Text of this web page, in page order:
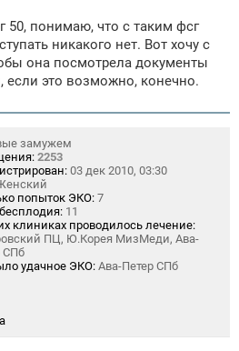
50, понимаю, что с таким фсг
никакого нет. Вот хочу с
она посмотрела документы
если это возможно, конечно.
замужем
2253
03 дек 2010, 03:30
попыток ЭКО: 7
11
клиниках проводилось лечение:
ПЦ, Ю.Корея МизМеди, Ава-
СПб
удачное ЭКО: Ава-Петер СПб